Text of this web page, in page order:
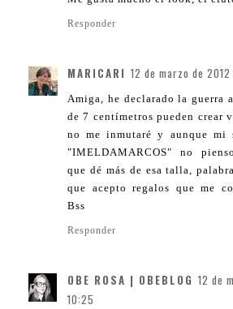
Responder
MARICARI 12 de marzo de
Amiga, he declarado la guerra
de 7 centímetros pueden crear
no me inmutaré y aunque mi
"IMELDAMARCOS" no
que dé más de esa talla,
que acepto regalos que me
Bss
Responder
OBE ROSA | OBEBLOG 12 de
10:25